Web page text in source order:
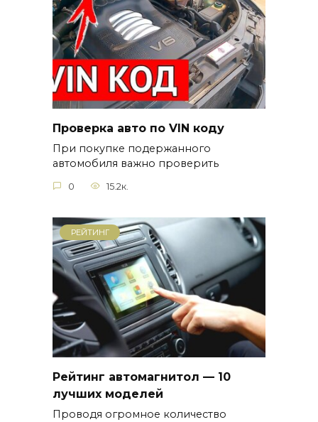
Проверка авто по VIN коду
При покупке подержанного
автомобиля важно проверить
0 15.2к.
РЕЙТИНГ
Рейтинг автомагнитол — 10
лучших моделей
Проводя огромное количество